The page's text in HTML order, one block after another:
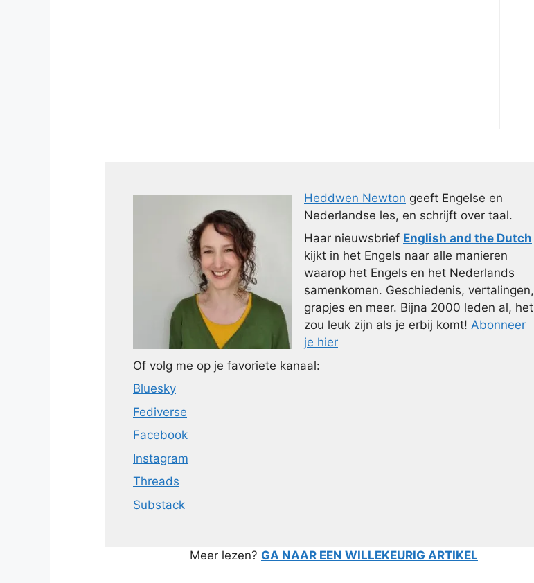
Heddwen Newton geeft Engelse en
Nederlandse les, en schrijft over taal.
Haar nieuwsbrief English and the Dutch
kijkt in het Engels naar alle manieren
waarop het Engels en het Nederlands
samenkomen. Geschiedenis, vertalingen,
grapjes en meer. Bijna 2000 leden al, het
zou leuk zijn als je erbij komt! Abonneer
je hier
Of volg me op je favoriete kanaal:
Bluesky
Fediverse
Facebook
Instagram
Threads
Substack
Meer lezen? GA NAAR EEN WILLEKEURIG ARTIKEL